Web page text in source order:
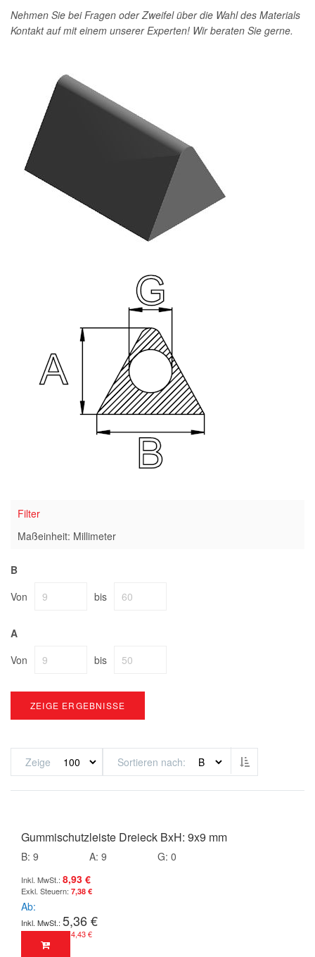
Nehmen Sie bei Fragen oder Zweifel über die Wahl des Materials
Kontakt auf mit einem unserer Experten! Wir beraten Sie gerne.
Filter
Maßeinheit: Millimeter
B
Von
bis
A
Von
bis
ZEIGE ERGEBNISSE
Zeige Sortieren nach Absteigend
Gummischutzleiste Dreieck BxH: 9x9 mm
B: 9 A: 9
G: 0
8,93 €
7,38 €
Ab
5,36 €
4,43 €